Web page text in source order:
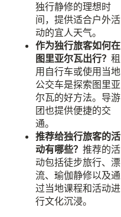
独行静修的理想时
间，提供适合户外活
动的宜人天气。
作为独行旅客如何在
图里亚尔瓦出行？ 租
用自行车或使用当地
公交车是探索图里亚
尔瓦的好方法。导游
团也提供便捷的交
通。
推荐给独行旅客的活
动有哪些？ 推荐的活
动包括徒步旅行、漂
流、瑜伽静修以及通
过当地课程和活动进
行文化沉浸。